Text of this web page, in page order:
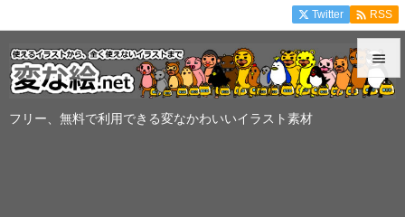
フリー、無料で利用できる変なかわいいイラスト素材


Twitter  RSS